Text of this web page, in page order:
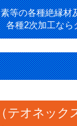
等の各種絶縁材
各種2次加工な
テオネック